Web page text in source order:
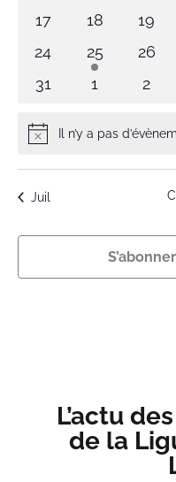
évènementsévènements
0
17
0
évènements
18
0
19
0
évènements
24
1
évènement
25
0
26
0
31
0
1
0
2
NoticeIl n’y a pas
Juil
L’actu
de la